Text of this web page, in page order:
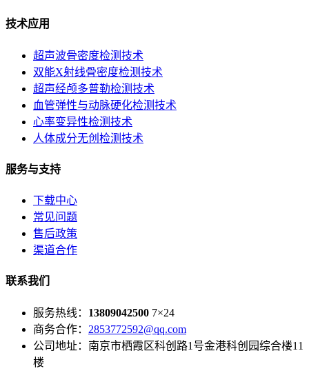
技术应用
超声波骨密度检测技术
双能X射线骨密度检测技术
超声经颅多普勒检测技术
血管弹性与动脉硬化检测技术
心率变异性检测技术
人体成分无创检测技术
服务与支持
下载中心
常见问题
售后政策
渠道合作
联系我们
服务热线： 13809042500 7×24
商务合作： 2853772592@qq.com
公司地址：南京市栖霞区科创路1号金港科创园综合楼11
楼